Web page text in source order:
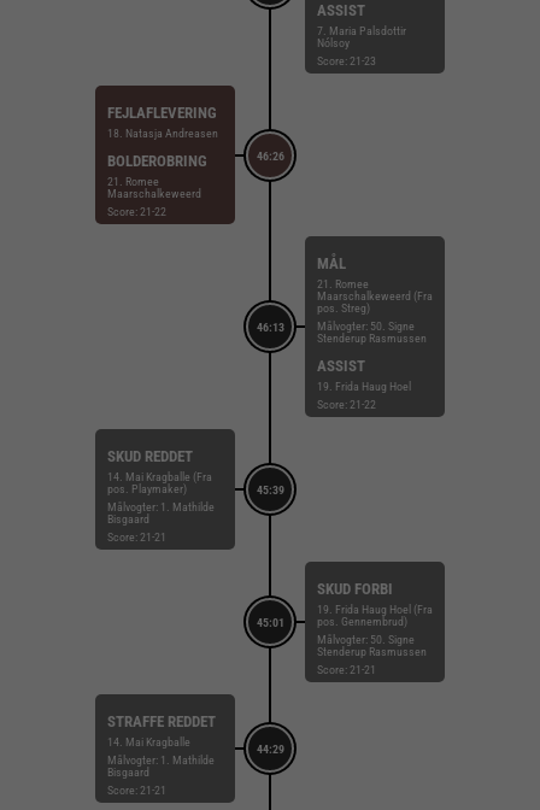
ASSIST
7. Maria Palsdottir
Nólsoy
Score: 21-23
46:26
FEJLAFLEVERING
18. Natasja Andreasen
BOLDEROBRING
21. Romee
Maarschalkeweerd
Score: 21-22
46:13
MÅL
21. Romee
Maarschalkeweerd (Fra
pos. Streg)
Målvogter: 50. Signe
Stenderup Rasmussen
ASSIST
19. Frida Haug Hoel
Score: 21-22
45:39
SKUD REDDET
14. Mai Kragballe (Fra
pos. Playmaker)
Målvogter: 1. Mathilde
Bisgaard
Score: 21-21
45:01
SKUD FORBI
19. Frida Haug Hoel (Fra
pos. Gennembrud)
Målvogter: 50. Signe
Stenderup Rasmussen
Score: 21-21
44:29
STRAFFE REDDET
14. Mai Kragballe
Målvogter: 1. Mathilde
Bisgaard
Score: 21-21